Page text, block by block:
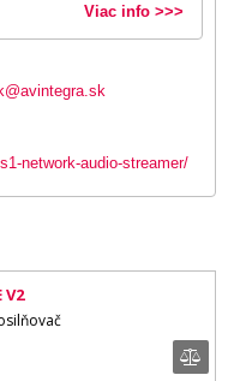
Viac info >>>
network-audio-streamer/
V2